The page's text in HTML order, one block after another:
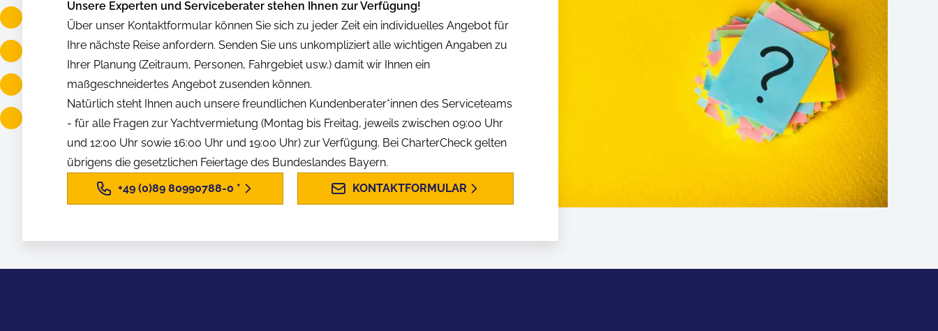
Unsere Experten und Serviceberater stehen Ihnen zur Verfügung!
Über unser Kontaktformular können Sie sich zu jeder Zeit ein individuelles Angebot für
Ihre nächste Reise anfordern. Senden Sie uns unkompliziert alle wichtigen Angaben zu
Ihrer Planung (Zeitraum, Personen, Fahrgebiet usw.) damit wir Ihnen ein
maßgeschneidertes Angebot zusenden können.
Natürlich steht Ihnen auch unsere freundlichen Kundenberater*innen des Serviceteams
- für alle Fragen zur Yachtvermietung (Montag bis Freitag, jeweils zwischen 09:00 Uhr
und 12:00 Uhr sowie 16:00 Uhr und 19:00 Uhr) zur Verfügung. Bei CharterCheck gelten
übrigens die gesetzlichen Feiertage des Bundeslandes Bayern.
+49 (0)89 80990788-0 * KONTAKTFORMULAR